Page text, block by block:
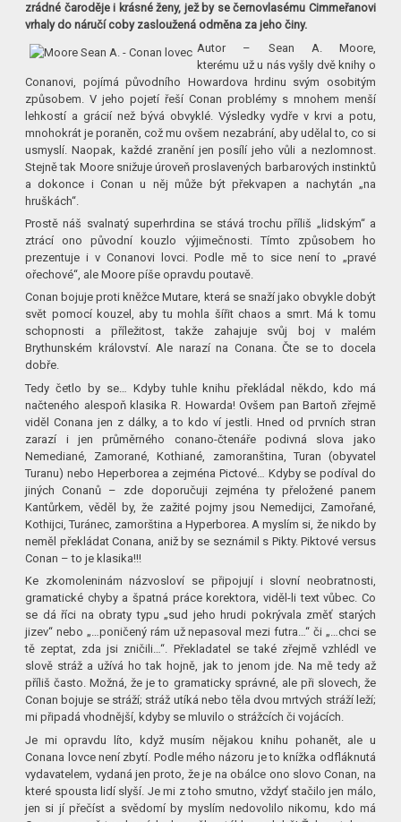
zrádné čaroděje i krásné ženy, jež by se černovlasému Cimmeřanovi
vrhaly do náručí coby zasloužená odměna za jeho činy.
Autor – Sean A. Moore,
kterému už u nás vyšly dvě knihy o
Conanovi, pojímá původního Howardova hrdinu svým osobitým
způsobem. V jeho pojetí řeší Conan problémy s mnohem menší
lehkostí a grácií než bývá obvyklé. Výsledky vydře v krvi a potu,
mnohokrát je poraněn, což mu ovšem nezabrání, aby udělal to, co si
usmyslí. Naopak, každé zranění jen posílí jeho vůli a nezlomnost.
Stejně tak Moore snižuje úroveň proslavených barbarových instinktů
a dokonce i Conan u něj může být překvapen a nachytán „na
hruškách“.
Prostě náš svalnatý superhrdina se stává trochu příliš „lidským“ a
ztrácí ono původní kouzlo výjimečnosti. Tímto způsobem ho
prezentuje i v Conanovi lovci. Podle mě to sice není to „pravé
ořechové“, ale Moore píše opravdu poutavě.
Conan bojuje proti kněžce Mutare, která se snaží jako obvykle dobýt
svět pomocí kouzel, aby tu mohla šířit chaos a smrt. Má k tomu
schopnosti a příležitost, takže zahajuje svůj boj v malém
Brythunském království. Ale narazí na Conana. Čte se to docela
dobře.
Tedy četlo by se… Kdyby tuhle knihu překládal někdo, kdo má
načteného alespoň klasika R. Howarda! Ovšem pan Bartoň zřejmě
viděl Conana jen z dálky, a to kdo ví jestli. Hned od prvních stran
zarazí i jen průměrného conano-čtenáře podivná slova jako
Nemediané, Zamorané, Kothiané, zamoranština, Turan (obyvatel
Turanu) nebo Heperborea a zejména Pictové… Kdyby se podíval do
jiných Conanů – zde doporučuji zejména ty přeložené panem
Kantůrkem, věděl by, že zažité pojmy jsou Nemedijci, Zamořané,
Kothijci, Turánec, zamorština a Hyperborea. A myslím si, že nikdo by
neměl překládat Conana, aniž by se seznámil s Pikty. Piktové versus
Conan – to je klasika!!!
Ke zkomoleninám názvosloví se připojují i slovní neobratnosti,
gramatické chyby a špatná práce korektora, viděl-li text vůbec. Co
se dá říci na obraty typu „sud jeho hrudi pokrývala změť starých
jizev“ nebo „…poničený rám už nepasoval mezi futra…“ či „…chci se
tě zeptat, zda jsi zničili…“. Překladatel se také zřejmě vzhlédl ve
slově stráž a užívá ho tak hojně, jak to jenom jde. Na mě tedy až
příliš často. Možná, že je to gramaticky správné, ale při slovech, že
Conan bojuje se stráží; stráž utíká nebo těla dvou mrtvých stráží leží;
mi připadá vhodnější, kdyby se mluvilo o strážcích či vojácích.
Je mi opravdu líto, když musím nějakou knihu pohanět, ale u
Conana lovce není zbytí. Podle mého názoru je to knížka odfláknutá
vydavatelem, vydaná jen proto, že je na obálce ono slovo Conan, na
které spousta lidí slyší. Je mi z toho smutno, vždyť stačilo jen málo,
jen si jí přečíst a svědomí by myslím nedovolilo nikomu, kdo má